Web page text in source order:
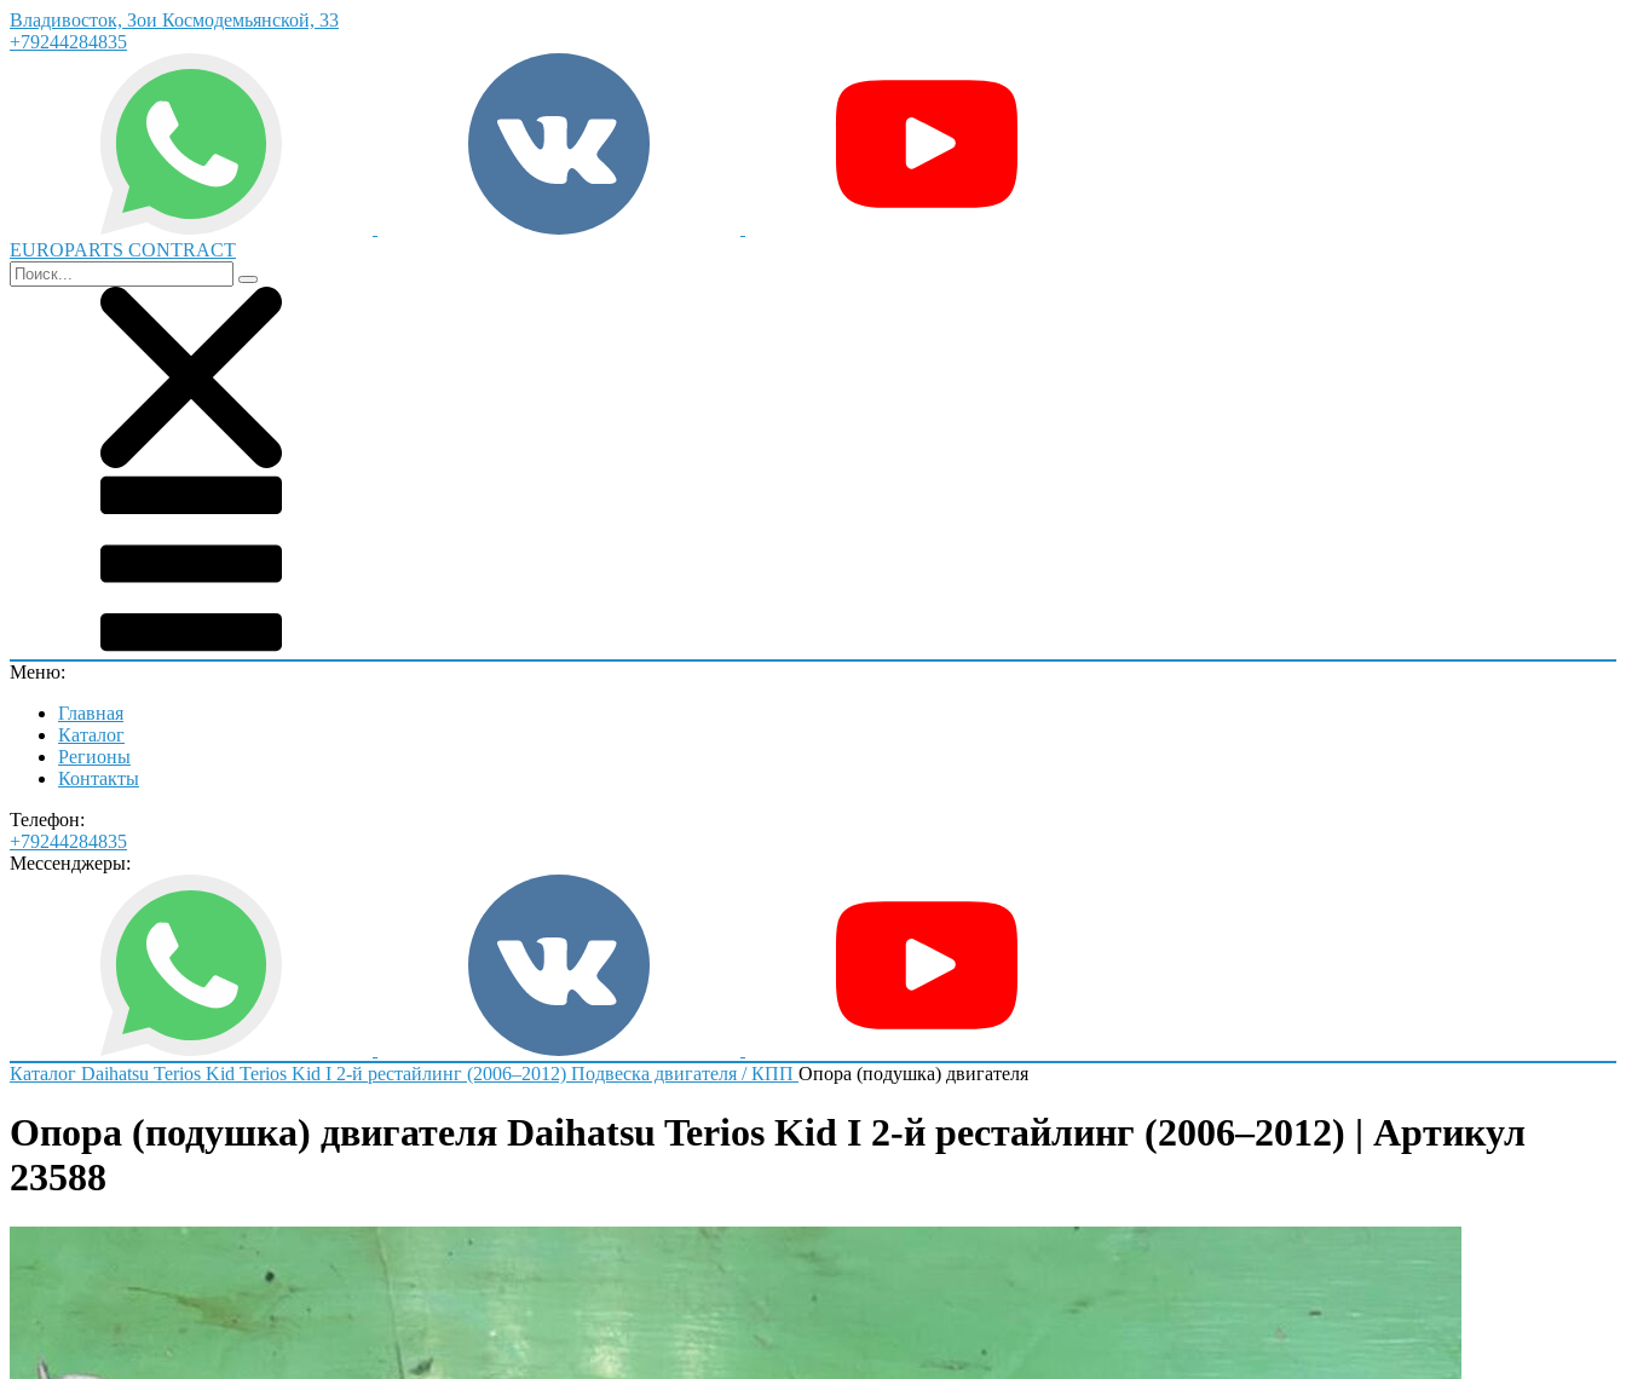
Владивосток, Зои Космодемьянской, 33
+79244284835
EUROPARTS CONTRACT
Меню:
Главная
Каталог
Регионы
Контакты
Телефон:
+79244284835
Мессенджеры:
Каталог Daihatsu Terios Kid Terios Kid I 2-й рестайлинг (2006–2012) Подвеска двигателя / КПП Опора (подушка) двигателя
Опора (подушка) двигателя Daihatsu Terios Kid I 2-й рестайлинг (2006–2012) | Артикул
23588